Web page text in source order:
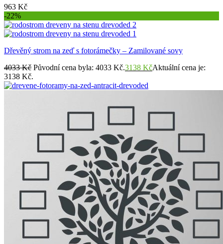
963 Kč
-22%
Dřevěný strom na zeď s fotorámečky – Zamilované sovy
4033Kč Původní cena byla: 4033 Kč.3138 KčAktuální cena je:
3138 Kč.